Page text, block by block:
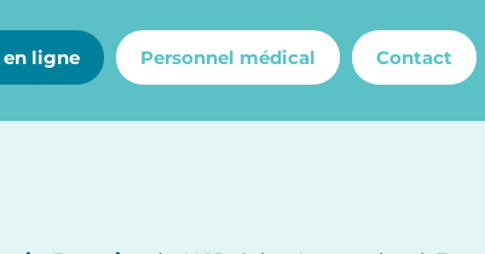
en ligne Personnel médical Contact